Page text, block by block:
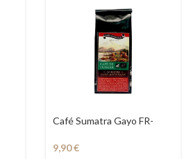
Café Sumatra Gayo FR-
9,90€